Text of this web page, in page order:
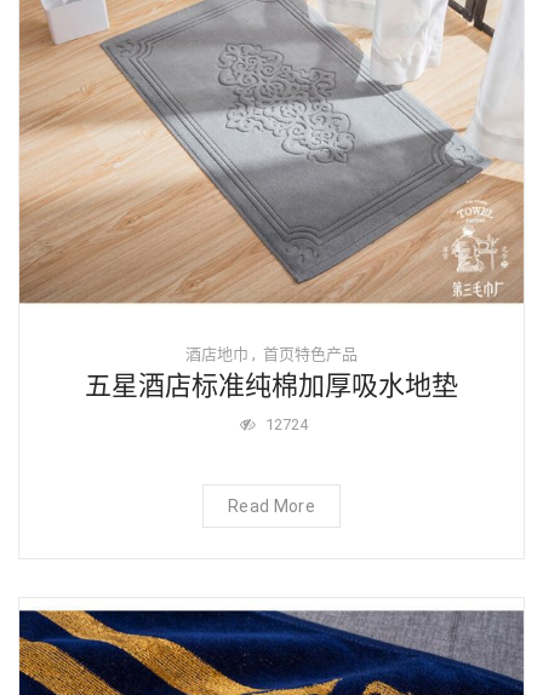
酒店地巾 , 首页特色产品
五星酒店标准纯棉加厚吸水地垫
12724
Read More